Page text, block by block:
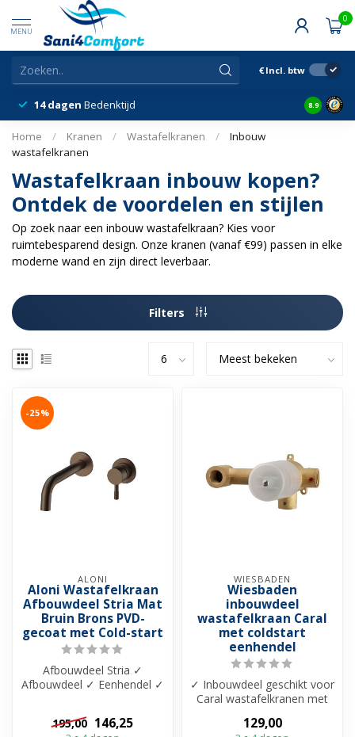
MENU
0
€ Incl. btw
14 dagen Bedenktijd Snelle
8.9
Home / Kranen / Wastafelkranen /
Inbouw
wastafelkranen
Wastafelkraan inbouw kopen?
Ontdek de voordelen en stijlen
Op zoek naar een inbouw wastafelkraan? Kies voor
ruimtebesparend design. Onze kranen (vanaf €99) passen in elke
moderne wand en zijn direct leverbaar.
Filters
-25%
ALONI
Aloni Wastafelkraan
Afbouwdeel Stria Mat
Bruin Brons PVD-
gecoat met Cold-start
Afbouwdeel Stria ✓
Afbouwdeel ✓ Eenhendel ✓
195,00 146,25
WIESBADEN
Wiesbaden
inbouwdeel
wastafelkraan Caral
met coldstart
eenhendel
✓ Inbouwdeel geschikt voor
Caral wastafelkranen met
43 ...
129,00